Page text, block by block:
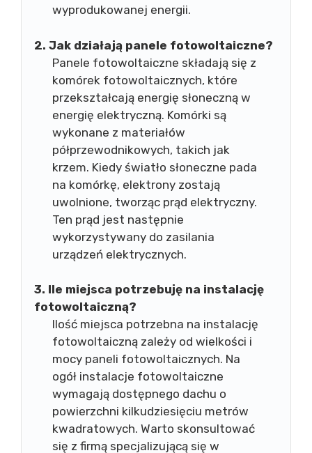
wyprodukowanej energii.
2. Jak działają panele fotowoltaiczne?
Panele fotowoltaiczne składają się z
komórek fotowoltaicznych, które
przekształcają energię słoneczną w
energię elektryczną. Komórki są
wykonane z materiałów
półprzewodnikowych, takich jak
krzem. Kiedy światło słoneczne pada
na komórkę, elektrony zostają
uwolnione, tworząc prąd elektryczny.
Ten prąd jest następnie
wykorzystywany do zasilania
urządzeń elektrycznych.
3. Ile miejsca potrzebuję na instalację
fotowoltaiczną?
Ilość miejsca potrzebna na instalację
fotowoltaiczną zależy od wielkości i
mocy paneli fotowoltaicznych. Na
ogół instalacje fotowoltaiczne
wymagają dostępnego dachu o
powierzchni kilkudziesięciu metrów
kwadratowych. Warto skonsultować
się z firmą specjalizującą się w